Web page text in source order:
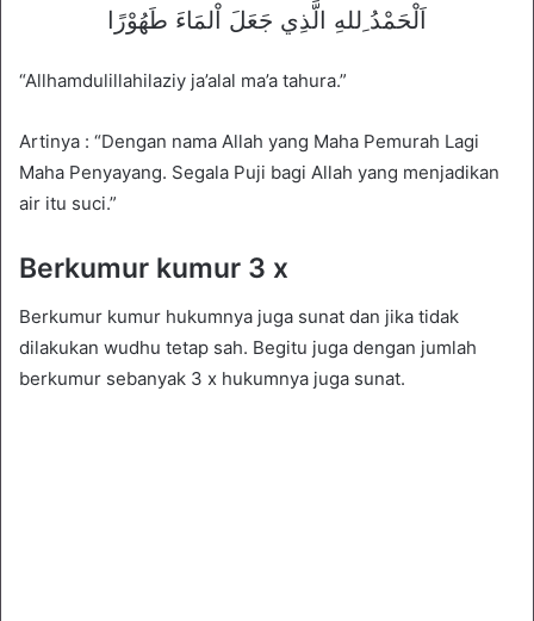
اَلْحَمْدُ ِللهِ الَّذِي جَعَلَ اْلمَاءَ طَهُوْرًا
“Allhamdulillahilaziy ja’alal ma’a tahura.”
Artinya : “Dengan nama Allah yang Maha Pemurah Lagi
Maha Penyayang. Segala Puji bagi Allah yang menjadikan
air itu suci.”
Berkumur kumur 3 x
Berkumur kumur hukumnya juga sunat dan jika tidak
dilakukan wudhu tetap sah. Begitu juga dengan jumlah
berkumur sebanyak 3 x hukumnya juga sunat.